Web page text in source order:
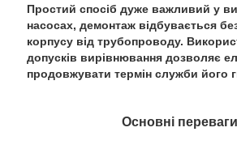
Простий спосіб дуже важливий у
насосах, демонтаж відбувається
корпусу від трубопроводу.
допусків вирівнювання дозволяє
продовжувати термін служби його
Основні переваги